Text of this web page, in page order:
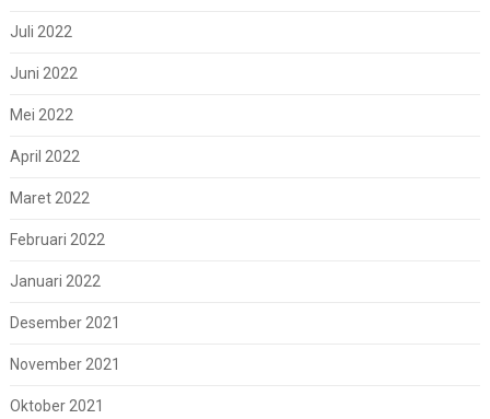
Juli 2022
Juni 2022
Mei 2022
April 2022
Maret 2022
Februari 2022
Januari 2022
Desember 2021
November 2021
Oktober 2021